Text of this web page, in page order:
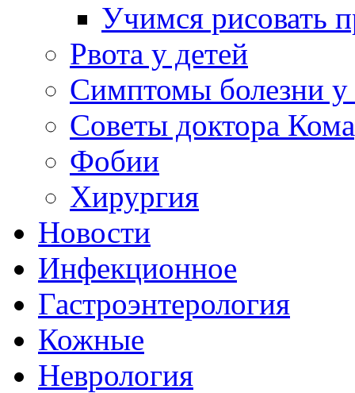
Учимся рисовать
Рвота у детей
Симптомы болезни у
Советы доктора
Фобии
Хирургия
Новости
Инфекционное
Гастроэнтерология
Кожные
Неврология